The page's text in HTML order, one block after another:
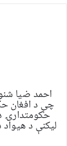
احمد ضیا
چې د افغان
حکومتدارۍ
لیکنې د